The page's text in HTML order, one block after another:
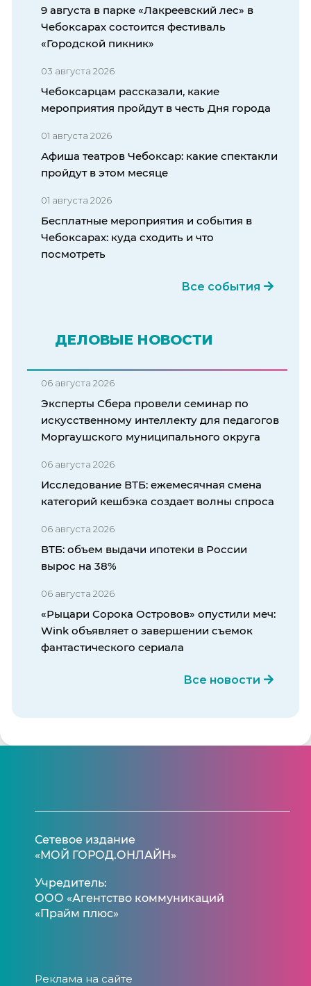
9 августа в парке «Лакреевский лес» в
Чебоксарах состоится фестиваль
«Городской пикник»
03 августа 2026
Чебоксарцам рассказали, какие
мероприятия пройдут в честь Дня города
01 августа 2026
Афиша театров Чебоксар: какие спектакли
пройдут в этом месяце
01 августа 2026
Бесплатные мероприятия и события в
Чебоксарах: куда сходить и что
посмотреть
Все события
ДЕЛОВЫЕ НОВОСТИ
06 августа 2026
Эксперты Сбера провели семинар по
искусственному интеллекту для педагогов
Моргаушского муниципального округа
06 августа 2026
Исследование ВТБ: ежемесячная смена
категорий кешбэка создает волны спроса
06 августа 2026
ВТБ: объем выдачи ипотеки в России
вырос на 38%
06 августа 2026
«Рыцари Сорока Островов» опустили меч:
Wink объявляет о завершении съемок
фантастического сериала
Все новости
Сетевое издание
«МОЙ ГОРОД.ОНЛАЙН»
Учредитель:
ООО «Агентство коммуникаций
«Прайм плюс»
Реклама на сайте